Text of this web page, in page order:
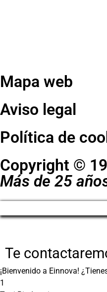
Mapa web
Aviso legal
Política de
Copyright ©
Más de 25
Te
¡Bienvenido a Einnova!
1